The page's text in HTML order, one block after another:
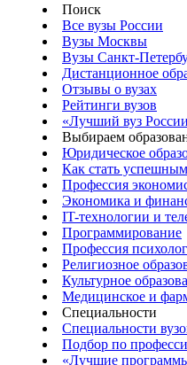
Поиск
Все вузы России
Вузы Москвы
Вузы Санкт-
Дистанционное
Отзывы о вузах
Рейтинги вузов
«Лучший вуз
Выбираем
Юридическое
Как стать
Профессия
Экономика и
IT-технологии и
Программирование
Профессия психолог
Религиозное
Культурное
Медицинское и
Специальности
Специальности
Подбор по
«Лучшие